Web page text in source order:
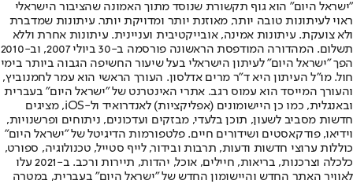
"ישראל היום" הוא גוף תקשורת שנוסד מתוך האמונה שהציבור הישראלי
ראוי לעיתונות טובה יותר, מאוזנת יותר ומדויקת יותר. עיתונות שמדברת
ולא צועקת. עיתונות אמינה, אובייקטיבית ועניינית. עיתונות אחרת וללא
תשלום. המהדורה המודפסת הראשונה פורסמה ב-30 ביולי 2007, וב-2010
הפך "ישראל היום" לעיתון הישראלי בעל שיעור החשיפה הגבוה ביותר בימי
חול. מו"ל העיתון היא ד"ר מרים אדלסון. העורך הראשי הוא עמר לחמנוביץ,
והעורך המייסד הוא עמוס רגב. אתרי האינטרנט של "ישראל היום" בעברית
ובאנגלית, כמו כן היישומונים (אפליקציות) לאנדרואיד ול-iOS, מציגים
חדשות מסביב לשעון, תוכן בלעדי, מבזקים ועדכונים, ניתוחים ופרשנויות,
וידיאו, פודקאסטים ושידורים חיים. פלטפורמות הדיגיטל של "ישראל היום"
כוללות ערוצי חדשות ודעות, תרבות ובידור, לייף סטייל, טכנולוגיה, ספורט,
כלכלה וצרכנות, בריאות, חיילים, אוכל, יהדות, תיירות ורכב. ב-2021 עלו
לאוויר האתר החדש והיישומון החדש של "ישראל היום" בעברית, במטרה